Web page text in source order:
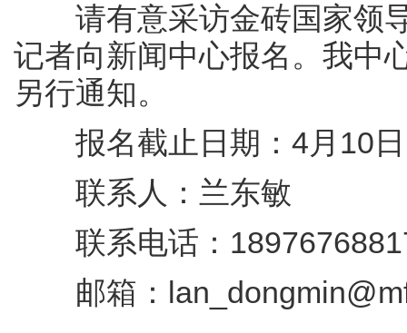
请有意采访金砖国家领导
记者向新闻中心报名。我中
另行通知。
报名截止日期：4月10日
联系人：兰东敏
联系电话：
邮箱：